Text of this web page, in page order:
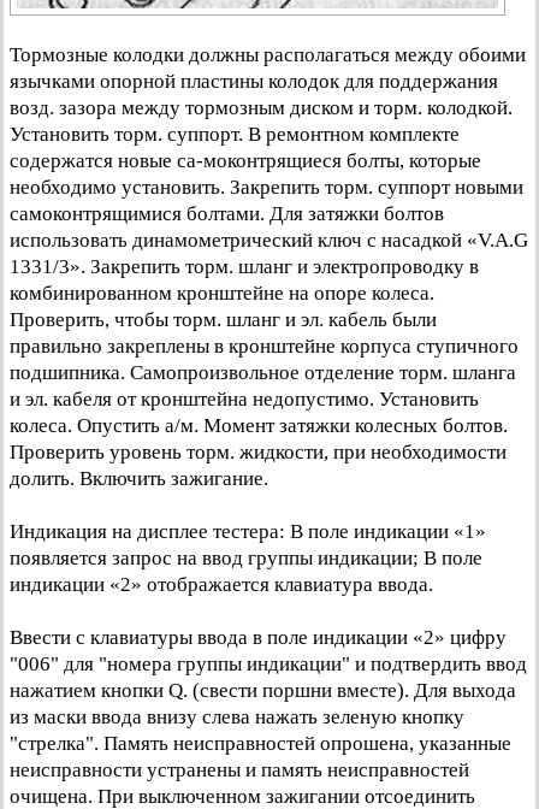
Тормозные колодки должны располагаться между обоими
язычками опорной пластины колодок для поддержания
возд. зазора между тормозным диском и торм. колодкой.
Установить торм. суппорт. В ремонтном комплекте
содержатся новые са-моконтрящиеся болты, которые
необходимо установить. Закрепить торм. суппорт новыми
самоконтрящимися болтами. Для затяжки болтов
использовать динамометрический ключ с насадкой «V.A.G
1331/3». Закрепить торм. шланг и электропроводку в
комбинированном кронштейне на опоре колеса.
Проверить, чтобы торм. шланг и эл. кабель были
правильно закреплены в кронштейне корпуса ступичного
подшипника. Самопроизвольное отделение торм. шланга
и эл. кабеля от кронштейна недопустимо. Установить
колеса. Опустить а/м. Момент затяжки колесных болтов.
Проверить уровень торм. жидкости, при необходимости
долить. Включить зажигание.
Индикация на дисплее тестера: В поле индикации «1»
появляется запрос на ввод группы индикации; В поле
индикации «2» отображается клавиатура ввода.
Ввести с клавиатуры ввода в поле индикации «2» цифру
"006" для "номера группы индикации" и подтвердить ввод
нажатием кнопки Q. (свести поршни вместе). Для выхода
из маски ввода внизу слева нажать зеленую кнопку
"стрелка". Память неисправностей опрошена, указанные
неисправности устранены и память неисправностей
очищена. При выключенном зажигании отсоединить